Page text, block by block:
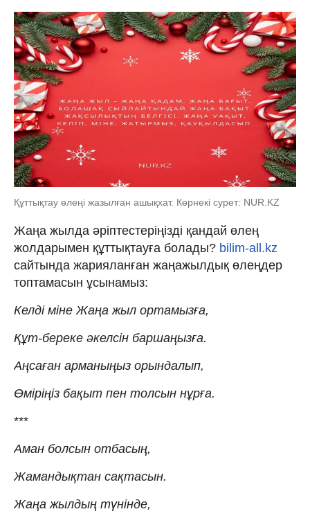
Құттықтау өлеңі жазылған ашықхат. Көрнекі сурет: NUR.KZ
Жаңа жылда әріптестеріңізді қандай өлең
жолдарымен құттықтауға болады? bilim-all.kz
сайтында жарияланған жаңажылдық өлеңдер
топтамасын ұсынамыз:
Келді міне Жаңа жыл ортамызға,
Құт-береке әкелсін баршаңызға.
Аңсаған арманыңыз орындалып,
Өміріңіз бақыт пен толсын нұрға.
***
Аман болсын отбасың,
Жамандықтан сақтасын.
Жаңа жылдың түнінде,